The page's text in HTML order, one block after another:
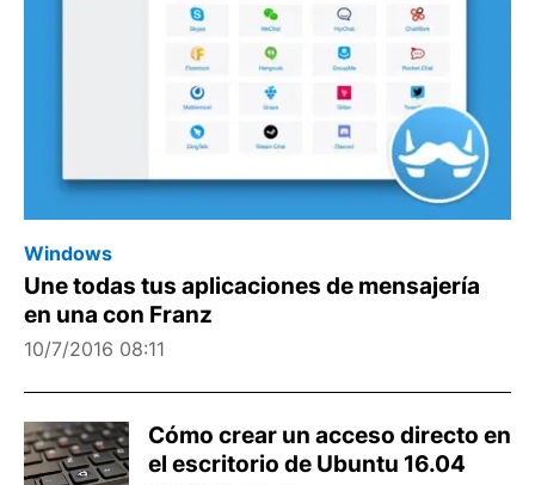
Windows
Une todas tus aplicaciones de mensajería
en una con Franz
10/7/2016 08:11
Cómo crear un acceso directo en
el escritorio de Ubuntu 16.04